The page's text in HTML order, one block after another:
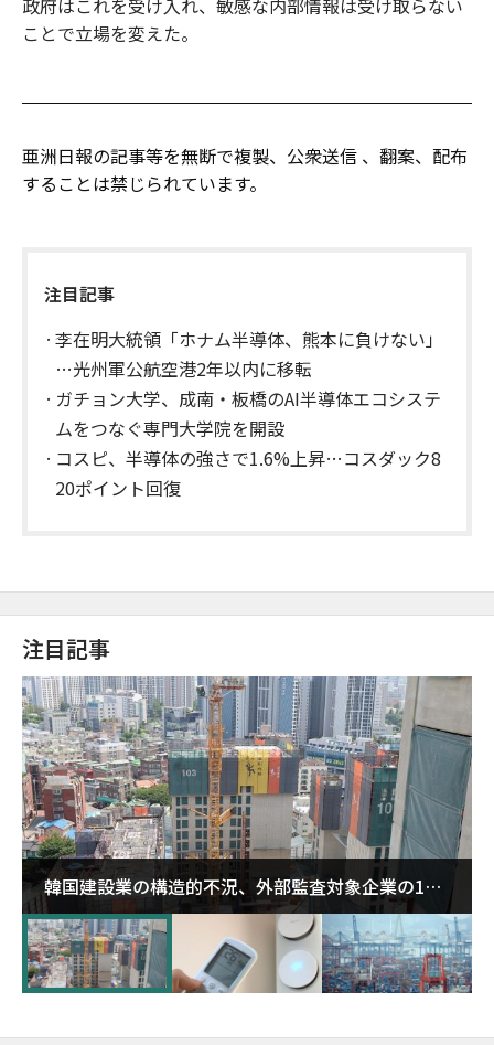
政府はこれを受け入れ、敏感な内部情報は受け取らない
ことで立場を変えた。
亜洲日報の記事等を無断で複製、公衆送信 、翻案、配布
することは禁じられています。
注目記事
李在明大統領「ホナム半導体、熊本に負けない」
…光州軍公航空港2年以内に移転
ガチョン大学、成南・板橋のAI半導体エコシステ
ムをつなぐ専門大学院を開設
コスピ、半導体の強さで1.6%上昇…コスダック8
20ポイント回復
注目記事
韓国建設業の構造的不況、外部監査対象企業の1割
超が「ゾンビ企業」に…5年で2.8倍増